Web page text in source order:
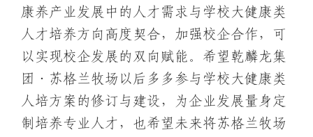
康养产业发展中的人才需求与学校大健康类
人才培养方向高度契合，加强校企合作，可
以实现校企发展的双向赋能。希望乾麟龙集
团·苏格兰牧场以后多多参与学校大健康类
人培方案的修订与建设，为企业发展量身定
制培养专业人才，也希望未来将苏格兰牧场